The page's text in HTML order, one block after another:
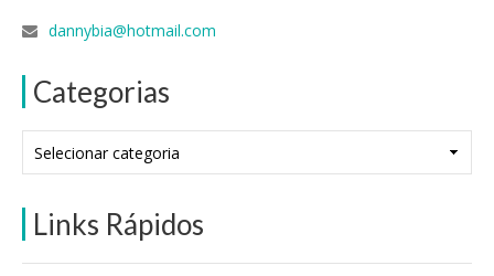
dannybia@hotmail.com
Categorias
Links Rápidos